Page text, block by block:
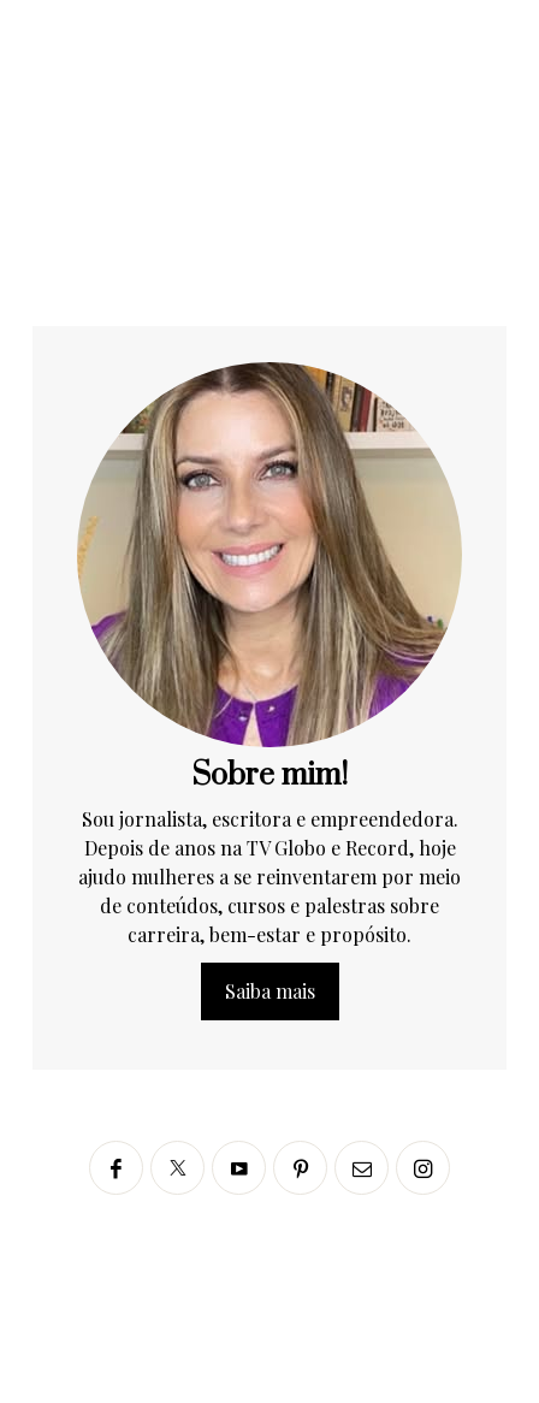
Sobre mim!
Sou jornalista, escritora e empreendedora.
Depois de anos na TV Globo e Record, hoje
ajudo mulheres a se reinventarem por meio
de conteúdos, cursos e palestras sobre
carreira, bem-estar e propósito.
Saiba mais